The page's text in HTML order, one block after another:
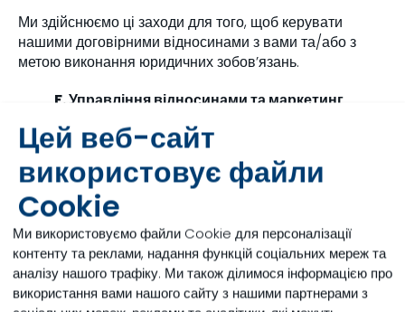
Цей веб-сайт
використовує файли
Cookie
Ми використовуємо файли Cookie для персоналізації
контенту та реклами, надання функцій соціальних мереж та
аналізу нашого трафіку. Ми також ділимося інформацією про
використання вами нашого сайту з нашими партнерами з
Ми здійснюємо ці заходи для того, щоб керувати
нашими договірними відносинами з вами та/або з
метою виконання юридичних зобов’язань.
F. Управління відносинами та маркетинг
Ми використовуємо вашу інформацію, включно з
вашими можливими вподобаннями, якими ви з нами
поділилися, щоб надсилати вам пропозиції,
інформаційні бюлетені, іншу інформацію щодо
управління стосунками чи маркетингу, зокрема
рекламні акції чи запрошення на заходи, керування
заходами чи рекламними акціями, надання послуг
клієнтам, управління обліковими записами та
інформування про зняття певного продукту з продажу.